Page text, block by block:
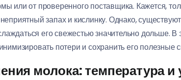
или от проверенного поставщика. Кажется,
запах и кислинку. Однако,
его свежестью значительно дольше.
потери и сохранить его полезные
молока: температура и